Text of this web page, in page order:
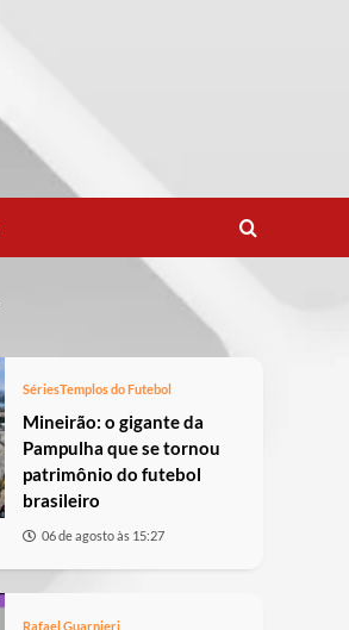
SériesTemplos do Futebol
Mineirão: o gigante da
Pampulha que se tornou
patrimônio do futebol
brasileiro
06 de agosto às 15:27
Rafael Guarnieri